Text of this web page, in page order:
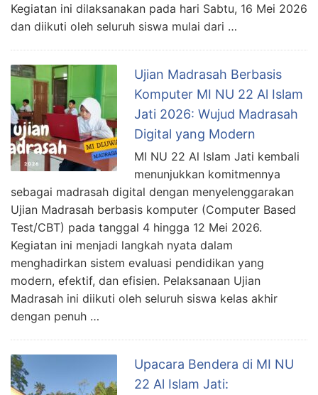
Kegiatan ini dilaksanakan pada hari Sabtu, 16 Mei 2026
dan diikuti oleh seluruh siswa mulai dari …
Ujian Madrasah Berbasis
Komputer MI NU 22 Al Islam
Jati 2026: Wujud Madrasah
Digital yang Modern
MI NU 22 Al Islam Jati kembali
menunjukkan komitmennya
sebagai madrasah digital dengan menyelenggarakan
Ujian Madrasah berbasis komputer (Computer Based
Test/CBT) pada tanggal 4 hingga 12 Mei 2026.
Kegiatan ini menjadi langkah nyata dalam
menghadirkan sistem evaluasi pendidikan yang
modern, efektif, dan efisien. Pelaksanaan Ujian
Madrasah ini diikuti oleh seluruh siswa kelas akhir
dengan penuh …
Upacara Bendera di MI NU
22 Al Islam Jati: